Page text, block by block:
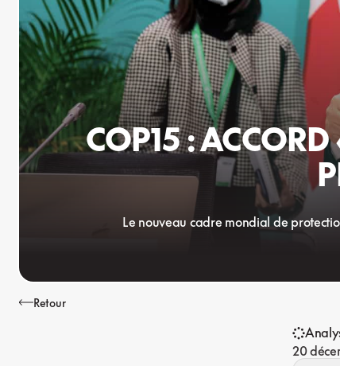
COP15 :
Le nouveau cadre mondial de
Retour
20